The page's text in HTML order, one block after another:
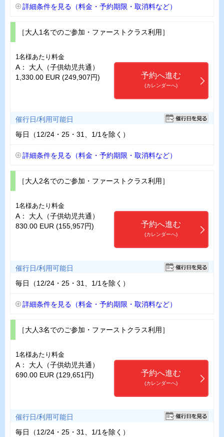
詳細条件を見る（料金・予約期限・取消料など）
［大人1名でのご参加・ファーストクラス利用］
1名様あたり料金
A： 大人（子供幼児共通）
1,330.00 EUR (249,907円)
予約へ進む
(カレンダーへ)
催行日/利用可能日
毎日（12/24・25・31、1/1を除く）
詳細条件を見る（料金・予約期限・取消料など）
［大人2名でのご参加・ファーストクラス利用］
1名様あたり料金
A： 大人（子供幼児共通）
830.00 EUR (155,957円)
予約へ進む
(カレンダーへ)
催行日/利用可能日
毎日（12/24・25・31、1/1を除く）
詳細条件を見る（料金・予約期限・取消料など）
［大人3名でのご参加・ファーストクラス利用］
1名様あたり料金
A： 大人（子供幼児共通）
690.00 EUR (129,651円)
予約へ進む
(カレンダーへ)
催行日/利用可能日
毎日（12/24・25・31、1/1を除く）